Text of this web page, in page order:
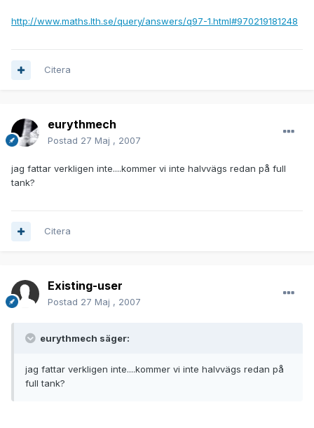
http://www.maths.lth.se/query/answers/q97-1.html#970219181248
Citera
eurythmech
Postad 27 Maj , 2007
jag fattar verkligen inte....kommer vi inte halvvägs redan på full
tank?
Citera
Existing-user
Postad 27 Maj , 2007
eurythmech säger:
jag fattar verkligen inte....kommer vi inte halvvägs redan på
full tank?